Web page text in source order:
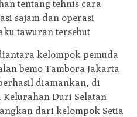
tentang tehnis cara
sajam dan operasi
tawuran tersebut
kelompok pemuda
bemo Tambora Jakarta
diamankan, di
Kelurahan Duri Selatan
dari kelompok Setia